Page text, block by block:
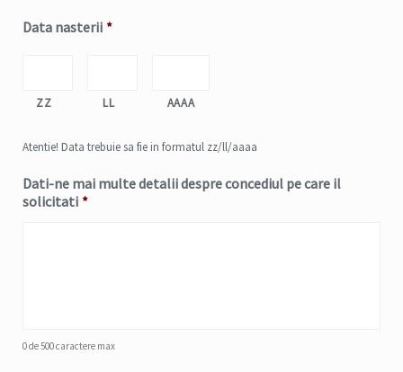
Data nasterii *
ZZ LL AAAA
Atentie! Data trebuie sa fie in formatul zz/ll/aaaa
Dati-ne mai multe detalii despre concediul pe care il
solicitati *
0 de 500 caractere max